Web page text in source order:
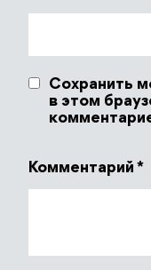
Сохранить
в этом
Комментарий *